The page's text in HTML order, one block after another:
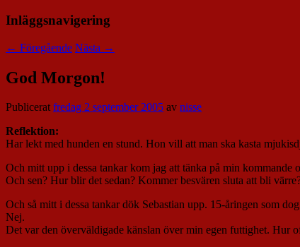
Inläggsnavigering
← Föregående Nästa →
God Morgon!
Publiceratfredag 2 september 2005 av nisse
Reflektion:
Har lekt med hunden en stund. Hon vill att man ska kasta
Och mitt upp i dessa tankar kom jag att tänka på min kommande
Och sen? Hur blir det sedan? Kommer besvären sluta att bli
Och så mitt i dessa tankar dök Sebastian upp. 15-åringen som
Nej.
Det var den överväldigade känslan över min egen futtighet.